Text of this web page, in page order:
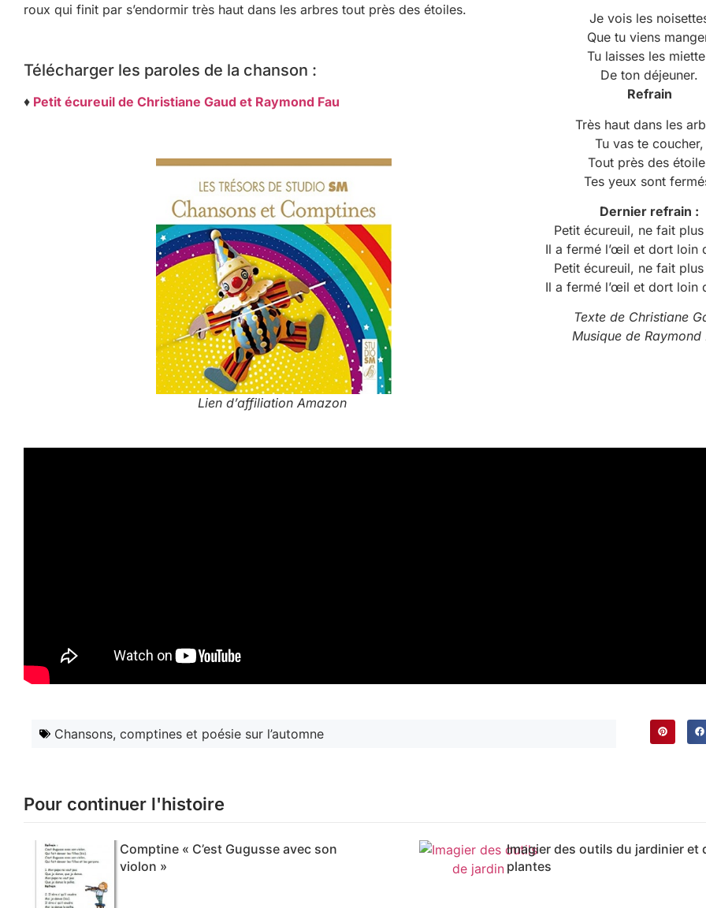
roux qui finit par s’endormir très haut dans les arbres tout près des étoiles.
Télécharger les paroles de la chanson :
♦ Petit écureuil de Christiane Gaud et Raymond Fau
Lien d’affiliation Amazon
Je vois les
Que tu viens
Tu laisses les
De ton déjeuner.
Refrain
Très haut dans les
Tu vas te coucher,
Tout près des
Tes yeux sont
Dernier refrain :
Petit écureuil, ne fait
Il a fermé l’œil et dort loin
Petit écureuil, ne fait
Il a fermé l’œil et dort loin
Texte de Christiane
Musique de Raymond
Chansons, comptines et poésie sur l’automne
Pour continuer l'histoire
Comptine « C’est Gugusse avec son
violon »
Imagier des outils du jardinier et
plantes